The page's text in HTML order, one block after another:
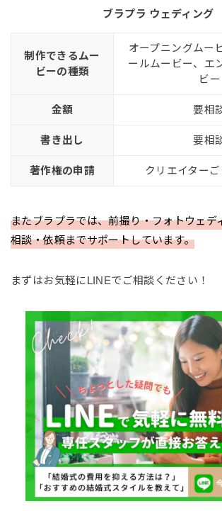
ブラプラ ウェディング
制作できるムー
ビーの種類
オープニングムー
ールムービー、エ
ビー
金額 要相
書き出し 要相
著作権の申請 クリエイター
またブラプラでは、前撮り・フォトウェデ
相談・依頼までサポートしています。
まずはお気軽にLINEでご相談ください！